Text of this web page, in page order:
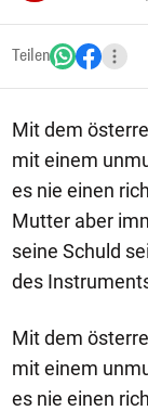
Teilen
Mit dem
mit einem
es nie einen
Mutter aber
seine Schuld
des
Mit dem
mit einem
es nie einen